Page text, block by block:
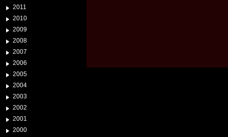
2011
2010
2009
2008
2007
2006
2005
2004
2003
2002
2001
2000